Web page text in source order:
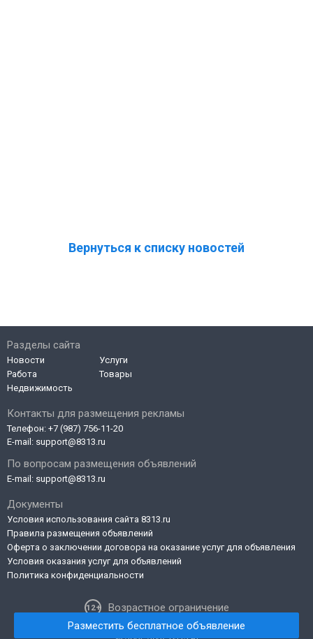
Вернуться к списку новостей
Контакты для размещения рекламы
Телефон: +7 (987) 756-11-20
E-mail: support@8313.ru
По вопросам размещения объявлений
E-mail: support@8313.ru
Документы
Условия использования сайта 8313.ru
Правила размещения объявлений
Оферта о заключении договора на оказание услуг для объявления
Условия оказания услуг для объявлений
Политика конфиденциальности
Возрастное ограничение
Разделы сайта
Новости
Работа
Недвижимость
Услуги
Товары
Разместить бесплатное объявление